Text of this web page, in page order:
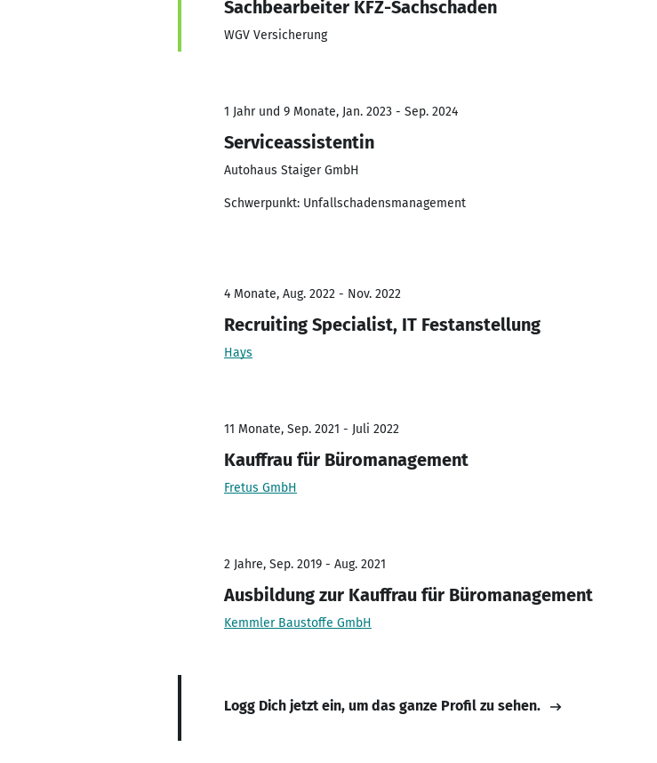
Sachbearbeiter KFZ-Sachschaden
WGV Versicherung
1 Jahr und 9 Monate, Jan. 2023 - Sep. 2024
Serviceassistentin
Autohaus Staiger GmbH
Schwerpunkt: Unfallschadensmanagement
4 Monate, Aug. 2022 - Nov. 2022
Recruiting Specialist, IT Festanstellung
Hays
11 Monate, Sep. 2021 - Juli 2022
Kauffrau für Büromanagement
Fretus GmbH
2 Jahre, Sep. 2019 - Aug. 2021
Ausbildung zur Kauffrau für Büromanagement
Kemmler Baustoffe GmbH
Logg Dich jetzt ein, um das ganze Profil zu sehen.